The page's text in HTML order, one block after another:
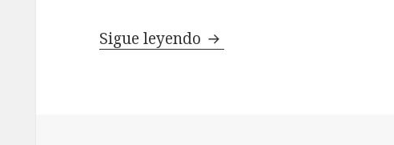
Sigue leyendo Review Forza Motorsport 3